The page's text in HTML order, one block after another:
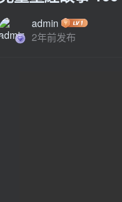
admin
2年前发布